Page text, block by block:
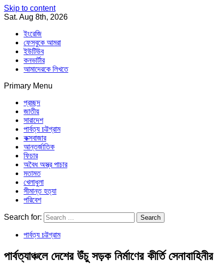
Skip to content
Sat. Aug 8th, 2026
ইংরেজি
ফেসবুকে আমরা
ইউটিউব
কনভার্টার
আমাদেরকে লিখতে
Primary Menu
Southeast Asia Journal
প্রচ্ছদ
জাতীয়
সারাদেশ
পার্বত্য চট্টগ্রাম
কক্সবাজার
আন্তর্জাতিক
ফিচার
অবৈধ অস্ত্র পাচার
মতামত
খেলাধুলা
সীমান্ত হত্যা
পরিবেশ
Search for:
পার্বত্য চট্টগ্রাম
পার্বত্যাঞ্চলে দেশের উঁচু সড়ক নির্মাণের কীর্তি সেনাবাহিনীর